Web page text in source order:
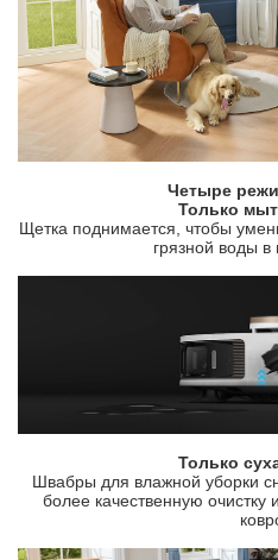
Четыре
Только
Щетка поднимается, чтобы
грязной воды
Только
Швабры для влажной уборки
более качественную очистку